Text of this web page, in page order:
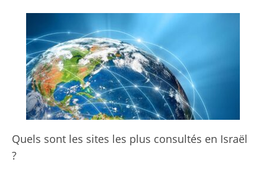
Quels sont les sites les plus consultés en Israël
?